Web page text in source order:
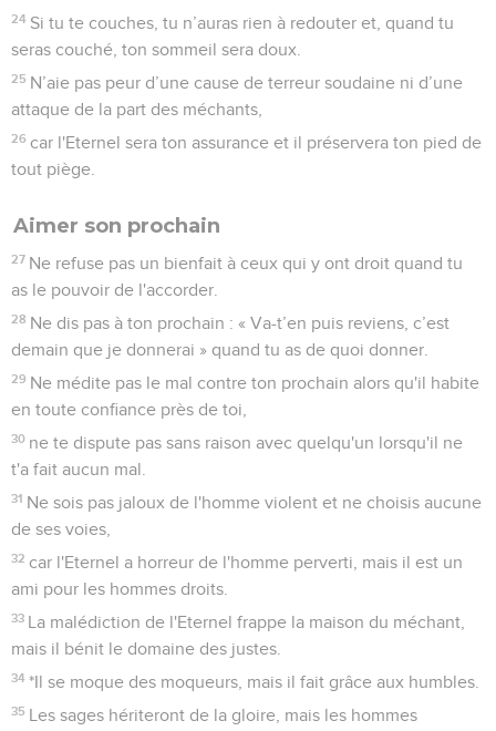
24 Si tu te couches, tu n’auras rien à redouter et, quand tu
seras couché, ton sommeil sera doux.
25 N’aie pas peur d’une cause de terreur soudaine ni d’une
attaque de la part des méchants,
26 car l'Eternel sera ton assurance et il préservera ton pied de
tout piège.
Aimer son prochain
27 Ne refuse pas un bienfait à ceux qui y ont droit quand tu
as le pouvoir de l'accorder.
28 Ne dis pas à ton prochain : « Va-t’en puis reviens, c’est
demain que je donnerai » quand tu as de quoi donner.
29 Ne médite pas le mal contre ton prochain alors qu'il habite
en toute confiance près de toi,
30 ne te dispute pas sans raison avec quelqu'un lorsqu'il ne
t'a fait aucun mal.
31 Ne sois pas jaloux de l'homme violent et ne choisis aucune
de ses voies,
32 car l'Eternel a horreur de l'homme perverti, mais il est un
ami pour les hommes droits.
33 La malédiction de l'Eternel frappe la maison du méchant,
mais il bénit le domaine des justes.
34 *Il se moque des moqueurs, mais il fait grâce aux humbles.
35 Les sages hériteront de la gloire, mais les hommes